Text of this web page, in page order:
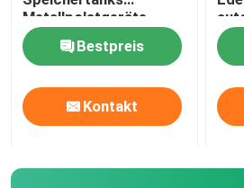
Metallpolstgeräte
Bestpreis
Kontakt